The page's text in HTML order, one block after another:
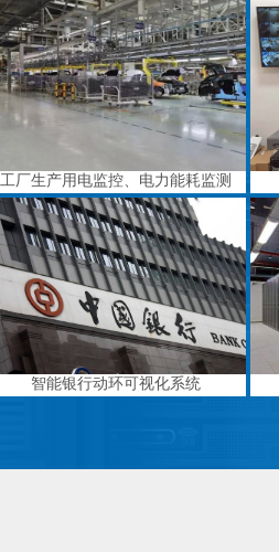
工厂生产用电监控、电力能耗监测
智能银行动环可视化系统